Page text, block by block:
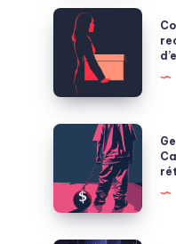
américains
pourraient
pousser
davantage
d’entreprises
canadiennes
l’insolvabilité
Comment
gérer
agents
de
recouvrement
perte
d’emploi
Gestion
dette
fiscale